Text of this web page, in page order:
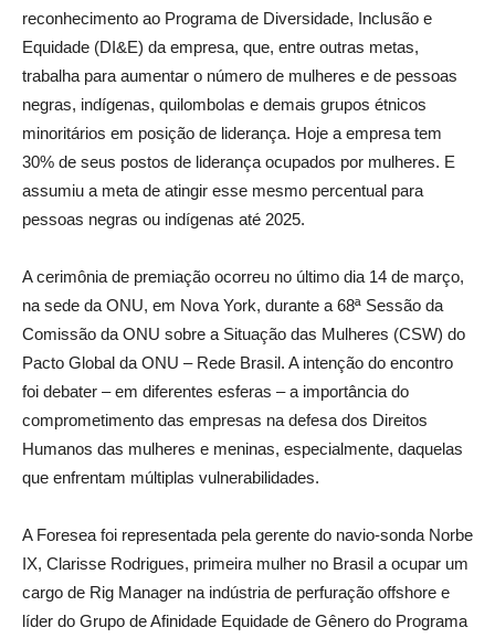
reconhecimento ao Programa de Diversidade, Inclusão e
Equidade (DI&E) da empresa, que, entre outras metas,
trabalha para aumentar o número de mulheres e de pessoas
negras, indígenas, quilombolas e demais grupos étnicos
minoritários em posição de liderança. Hoje a empresa tem
30% de seus postos de liderança ocupados por mulheres. E
assumiu a meta de atingir esse mesmo percentual para
pessoas negras ou indígenas até 2025.
A cerimônia de premiação ocorreu no último dia 14 de março,
na sede da ONU, em Nova York, durante a 68ª Sessão da
Comissão da ONU sobre a Situação das Mulheres (CSW) do
Pacto Global da ONU – Rede Brasil. A intenção do encontro
foi debater – em diferentes esferas – a importância do
comprometimento das empresas na defesa dos Direitos
Humanos das mulheres e meninas, especialmente, daquelas
que enfrentam múltiplas vulnerabilidades.
A Foresea foi representada pela gerente do navio-sonda Norbe
IX, Clarisse Rodrigues, primeira mulher no Brasil a ocupar um
cargo de Rig Manager na indústria de perfuração offshore e
líder do Grupo de Afinidade Equidade de Gênero do Programa